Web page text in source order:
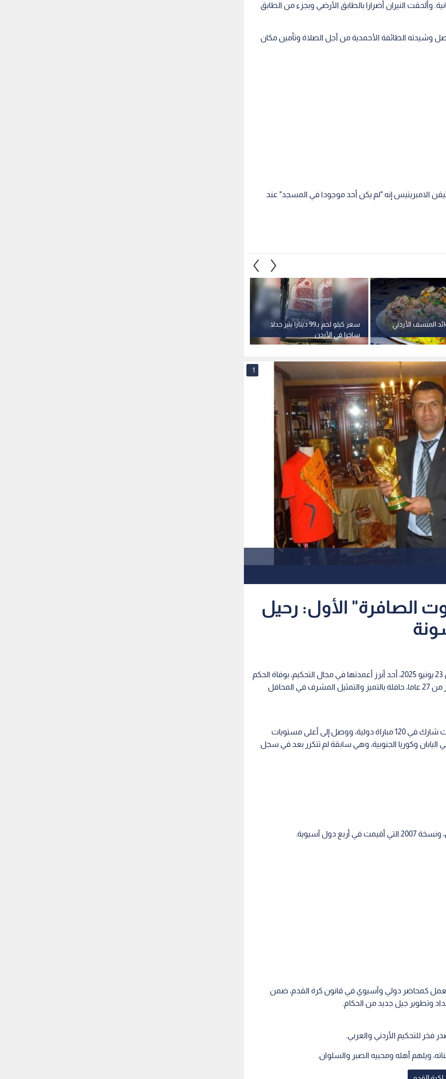
النيران أضرارا بالطابق الأرضي وبجزء من الطابق
في 2003 لاستقبال أكثر من 10 آلاف مصل وشيدته الطائفة الأحمدية من أجل الصلاة وتأمين مكان
إنه "لم يكن أحد موجودا في المسجد" عند
سعر كيلو لحم بـ99 دينارا يثير جدلا
ساخرا في الأردن
المنسف الأردني
1
الصافرة" الأول: رحيل
فقدت الأسرة الرياضية الأردنية والعربية، اليوم الإثنين 23 يونيو 2025، أحد أبرز أعمدتها في مجال التحكيم، بوفاة الحكم
الدولي السابق عوني حسونة، بعد مسيرة امتدت لأكثر من 27 عاما، حافلة بالتميز والتمثيل المشرف في المحافل
يعد حسونة علامة فارقة في تاريخ التحكيم الأردني، حيث شارك في 120 مباراة دولية، ووصل إلى أعلى مستويات
حين قاد ثلاث مباريات في كأس العالم 2002 في اليابان وكوريا الجنوبية، وهي سابقة لم تتكرر بعد في سجل
العمل كمحاضر دولي وآسيوي في قانون كرة القدم، ضمن
وتطوير جيل جديد من الحكام.
فخر للتحكيم الأردني والعربي.
ويلهم أهله ومحبيه الصبر والسلوان.